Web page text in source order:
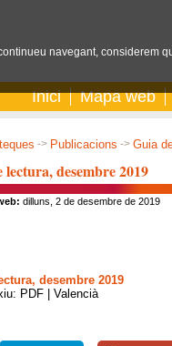
Inici Mapa web
-> Publicacions -> Guia
lectura, desembre 2019
dilluns, 2 de desembre de 2019
desembre 2019
PDF | Valencià
navegant, considerem